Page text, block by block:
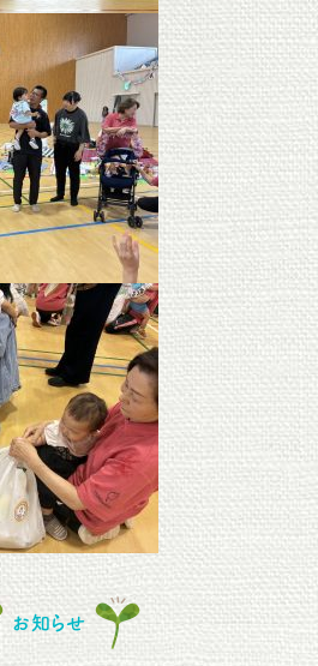
お知らせ